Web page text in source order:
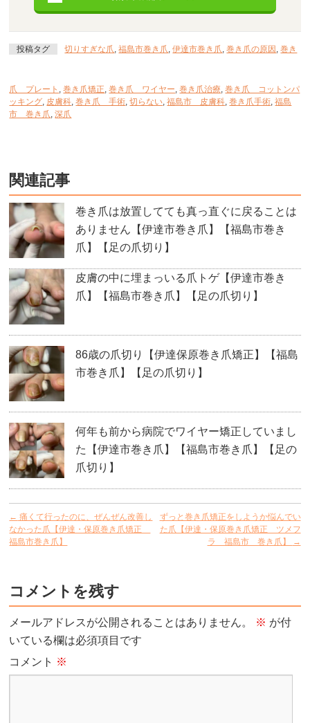
投稿タグ 切りすぎな爪,福島市巻き爪,伊達市巻き爪,巻き爪の原因 ,巻き
爪 プレート ,巻き爪矯正,巻き爪 ワイヤー,巻き爪治療,巻き爪 コットンパ
ッキング, 皮膚科,巻き爪 手術,切らない,福島市 皮膚科,巻き爪手術,福島
市 巻き爪,深爪
関連記事
巻き爪は放置してても真っ直ぐに戻ることは
ありません【伊達市巻き爪】【福島市巻き
爪】【足の爪切り】
皮膚の中に埋まっいる爪トゲ【伊達市巻き
爪】【福島市巻き爪】【足の爪切り】
86歳の爪切り【伊達保原巻き爪矯正】【福島
市巻き爪】【足の爪切り】
何年も前から病院でワイヤー矯正していまし
た【伊達市巻き爪】【福島市巻き爪】【足の
爪切り】
← 痛くて行ったのに、ぜんぜん改善し
なかった爪【伊達・保原巻き爪矯正
福島市巻き爪】
ずっと巻き爪矯正をしようか悩んでい
た爪【伊達・保原巻き爪矯正 ツメフ
ラ 福島市 巻き爪】
→
コメントを残す
メールアドレスが公開されることはありません。 ※ が付
いている欄は必須項目です
コメント ※